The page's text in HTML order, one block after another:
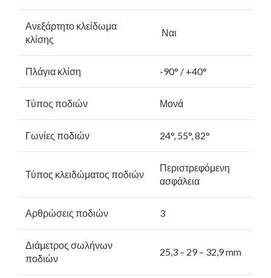
Ανεξάρτητο κλείδωμα
κλίσης
Ναι
Πλάγια κλίση -90° / +40°
Τύπος ποδιών Μονά
Γωνίες ποδιών 24°, 55°, 82°
Τύπος κλειδώματος ποδιών
Περιστρεφόμενη
ασφάλεια
Αρθρώσεις ποδιών 3
Διάμετρος σωλήνων
ποδιών
25,3 – 29 – 32,9 mm